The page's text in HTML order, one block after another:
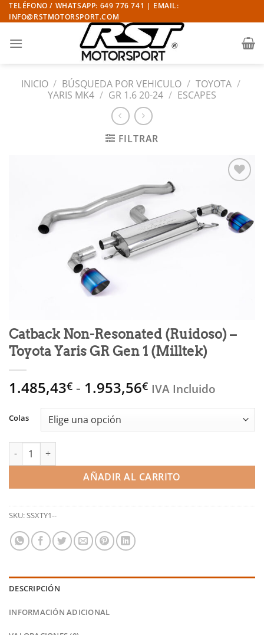
Saltar
al
TELÉFONO / WHATSAPP: 649 776 741 | EMAIL:
INFO@RSTMOTORSPORT.COM
INICIO / BÚSQUEDA POR VEHICULO / TOYOTA /
YARIS MK4 / GR 1.6 20-24 / ESCAPES
FILTRAR
lista
de
deseos
Catback Non-Resonated (Ruidoso) –
Toyota Yaris GR Gen 1 (Milltek)
1.485,43€ - 1.953,56€Rango
precios:
desde
1.953,56€
IVA Incluido
Colas
Catback Non-Resonated (Ruidoso) - Toyota Yaris GR Gen 1
AÑADIR AL CARRITO
SKU: SSXTY1--
DESCRIPCIÓN
INFORMACIÓN ADICIONAL